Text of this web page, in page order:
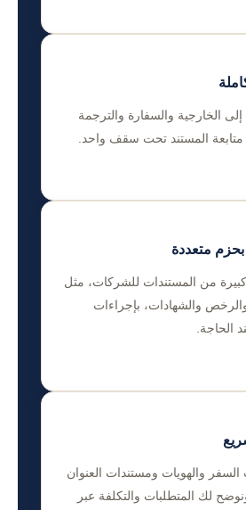
الخارجية والسفارة والترجمة
متابعة المستند تحت سقف واحد.
متعددة
من المستندات للشركات، مثل
والشهادات، بإجراءات
الحاجة.
والهويات ومستندات العنوان
لك المتطلبات والتكلفة عبر